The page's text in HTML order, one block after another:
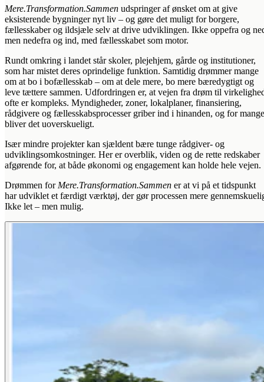
Mere.Transformation.Sammen udspringer af ønsket om at give
eksisterende bygninger nyt liv – og gøre det muligt for borgere,
fællesskaber og ildsjæle selv at drive udviklingen. Ikke oppefra og
men nedefra og ind, med fællesskabet som motor.
Rundt omkring i landet står skoler, plejehjem, gårde og institutioner,
som har mistet deres oprindelige funktion. Samtidig drømmer mange
om at bo i bofællesskab – om at dele mere, bo mere bæredygtigt og
leve tættere sammen. Udfordringen er, at vejen fra drøm til
ofte er kompleks. Myndigheder, zoner, lokalplaner, finansiering,
rådgivere og fællesskabsprocesser griber ind i hinanden, og for mange
bliver det uoverskueligt.
Især mindre projekter kan sjældent bære tunge rådgiver- og
udviklingsomkostninger. Her er overblik, viden og de rette redskaber
afgørende for, at både økonomi og engagement kan holde hele vejen.
Drømmen for Mere.Transformation.Sammen er at vi på et tidspunkt
har udviklet et færdigt værktøj, der gør processen mere
Ikke let – men mulig.